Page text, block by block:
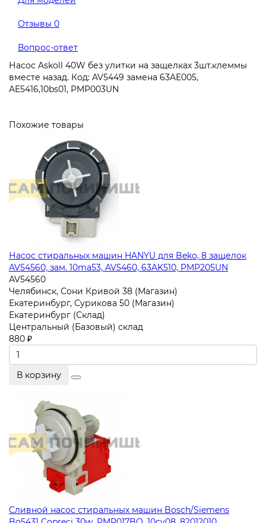
Отзывы 0
Вопрос-ответ
Насос Askoll 40W без улитки на защелках 3шт.клеммы
вместе назад. Код: AV5449 замена 63AE005,
AE5416,10bs01, PMP003UN
Похожие товары
Насос стиральных машин HANYU для Beko, 8 защелок
AV54560, зам. 10ma53, AV5460, 63AK510, PMP205UN
AV54560
Челябинск, Сони Кривой 38 (Магазин)
Екатеринбург, Сурикова 50 (Магазин)
Екатеринбург (Склад)
Центральный (Базовый) склад
880 ₽
В корзину
Сливной насос стиральных машин Bosch/Siemens